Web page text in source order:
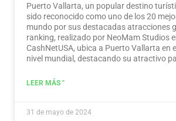
Puerto Vallarta, un popular destino
sido reconocido como uno de los 20
mundo por sus destacadas atracciones
ranking, realizado por NeoMam Studios
CashNetUSA, ubica a Puerto Vallarta en
nivel mundial, destacando su atractivo
LEER MÁS "
31 de mayo de 2024